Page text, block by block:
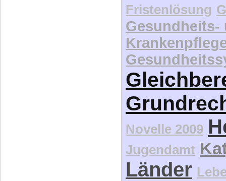
Fristenlösung
Gesundheits-
Novelle 2009
Jugendamt
Länder